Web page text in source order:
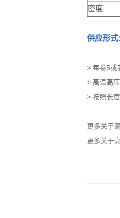
密度
供应形式:
> 每卷5或
> 高温高
> 按照长
更多关于
更多关于